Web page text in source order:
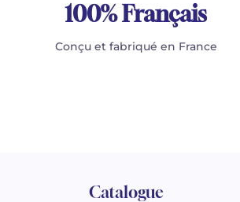
100% Français
Conçu et fabriqué en France
Catalogue